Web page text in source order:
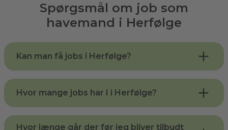
Spørgsmål om job som
havemand i Herfølge
Kan man få jobs i Herfølge?
Hvor mange jobs har I i Herfølge?
Hvor længe går der før jeg bliver tilbudt